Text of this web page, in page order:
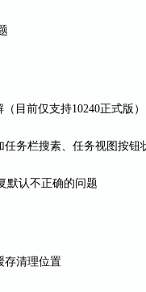
目前仅支持10240正式版）
务栏搜素、任务视图按钮
默认不正确的问题
存清理位置